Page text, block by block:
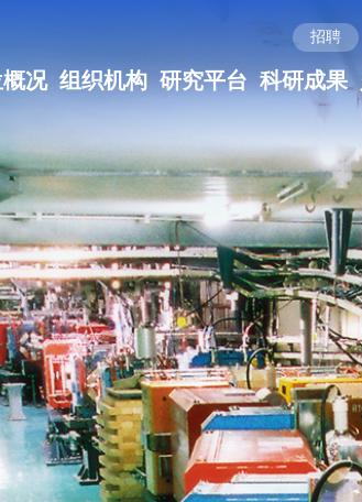
招聘
况 组织机构 研究平台 科研成果